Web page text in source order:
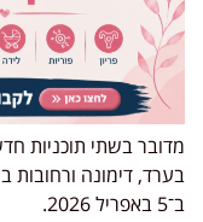
מדובר בשתי תוכניות
בערד, דימונה
ב־5 באפריל 2026.